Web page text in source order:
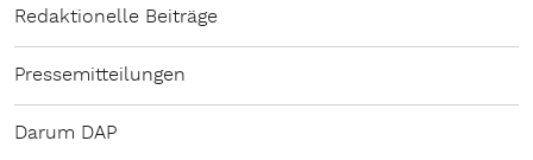
Redaktionelle Beiträge
Pressemitteilungen
Darum DAP